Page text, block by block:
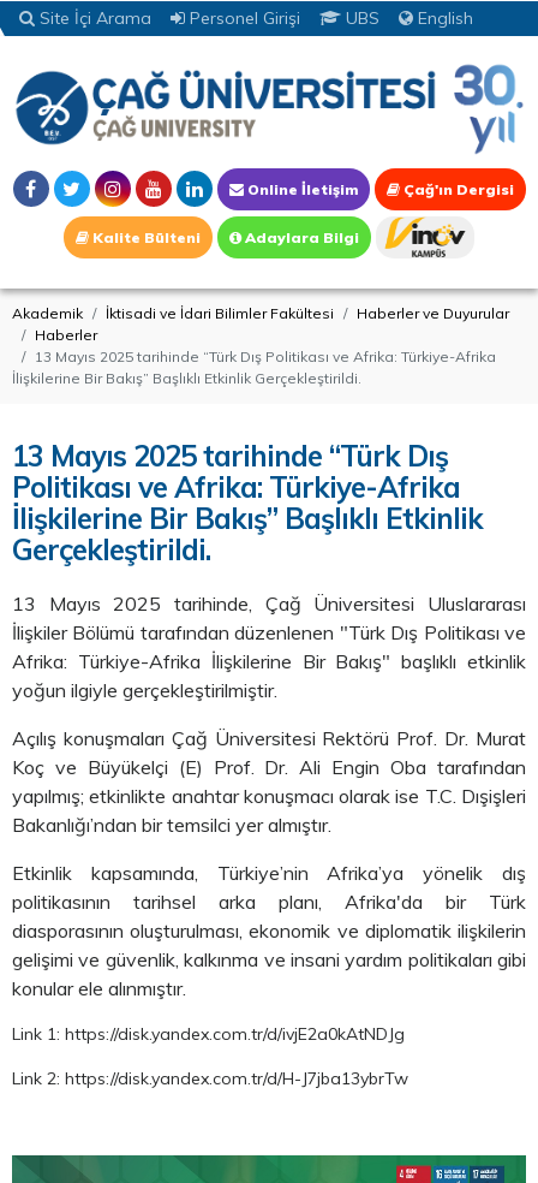
Site İçi Arama Personel Girişi UBS English
Online İletişim Çağ'ın Dergisi
Kalite Bülteni Adaylara Bilgi
Akademik İktisadi ve İdari Bilimler Fakültesi
Haberler ve Duyurular
Haberler
13 Mayıs 2025 tarihinde “Türk Dış Politikası ve Afrika: Türkiye-Afrika
İlişkilerine Bir Bakış” Başlıklı Etkinlik Gerçekleştirildi.
13 Mayıs 2025 tarihinde “Türk Dış
Politikası ve Afrika: Türkiye-Afrika
İlişkilerine Bir Bakış” Başlıklı Etkinlik
Gerçekleştirildi.
13 Mayıs 2025 tarihinde, Çağ Üniversitesi Uluslararası
İlişkiler Bölümü tarafından düzenlenen "Türk Dış Politikası ve
Afrika: Türkiye-Afrika İlişkilerine Bir Bakış" başlıklı etkinlik
yoğun ilgiyle gerçekleştirilmiştir.
Açılış konuşmaları Çağ Üniversitesi Rektörü Prof. Dr. Murat
Koç ve Büyükelçi (E) Prof. Dr. Ali Engin Oba tarafından
yapılmış; etkinlikte anahtar konuşmacı olarak ise T.C. Dışişleri
Bakanlığı’ndan bir temsilci yer almıştır.
Etkinlik kapsamında, Türkiye’nin Afrika’ya yönelik dış
politikasının tarihsel arka planı, Afrika'da bir Türk
diasporasının oluşturulması, ekonomik ve diplomatik ilişkilerin
gelişimi ve güvenlik, kalkınma ve insani yardım politikaları gibi
konular ele alınmıştır.
Link 1: https://disk.yandex.com.tr/d/ivjE2a0kAtNDJg
Link 2: https://disk.yandex.com.tr/d/H-J7jba13ybrTw